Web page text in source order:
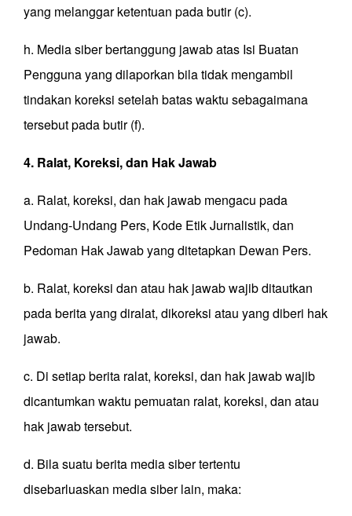
yang melanggar ketentuan pada butir (c).
h. Media siber bertanggung jawab atas Isi Buatan
Pengguna yang dilaporkan bila tidak mengambil
tindakan koreksi setelah batas waktu sebagaimana
tersebut pada butir (f).
4. Ralat, Koreksi, dan Hak Jawab
a. Ralat, koreksi, dan hak jawab mengacu pada
Undang-Undang Pers, Kode Etik Jurnalistik, dan
Pedoman Hak Jawab yang ditetapkan Dewan Pers.
b. Ralat, koreksi dan atau hak jawab wajib ditautkan
pada berita yang diralat, dikoreksi atau yang diberi hak
jawab.
c. Di setiap berita ralat, koreksi, dan hak jawab wajib
dicantumkan waktu pemuatan ralat, koreksi, dan atau
hak jawab tersebut.
d. Bila suatu berita media siber tertentu
disebarluaskan media siber lain, maka: